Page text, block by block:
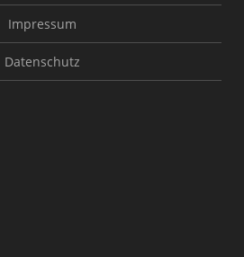
Impressum
Datenschutz